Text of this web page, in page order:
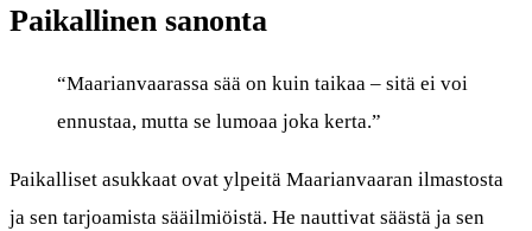
Paikallinen sanonta
“Maarianvaarassa sää on kuin taikaa – sitä ei voi
ennustaa, mutta se lumoaa joka kerta.”
Paikalliset asukkaat ovat ylpeitä Maarianvaaran ilmastosta
ja sen tarjoamista sääilmiöistä. He nauttivat säästä ja sen